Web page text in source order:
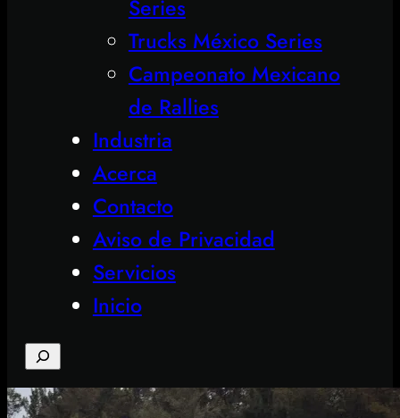
Series
Trucks México Series
Campeonato Mexicano
de Rallies
Industria
Acerca
Contacto
Aviso de Privacidad
Servicios
Inicio
Search